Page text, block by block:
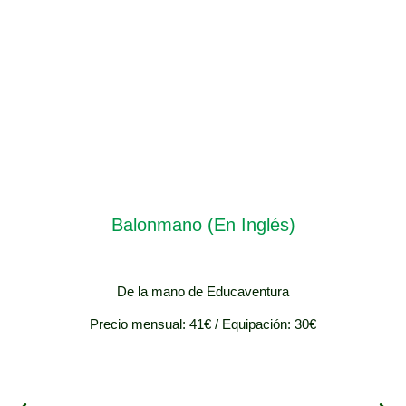
Balonmano (En Inglés)
De la mano de Educaventura
Precio mensual: 41€ / Equipación: 30€